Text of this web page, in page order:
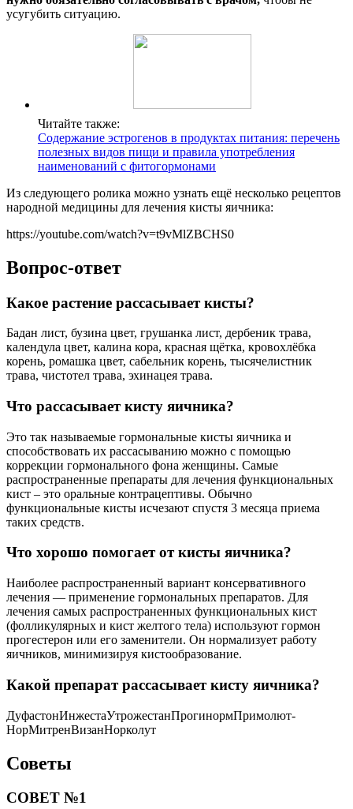
усугубить ситуацию.
Читайте также:
Содержание эстрогенов в продуктах питания: перечень
полезных видов пищи и правила употребления
наименований с фитогормонами
Из следующего ролика можно узнать ещё несколько рецептов
народной медицины для лечения кисты яичника:
https://youtube.com/watch?v=t9vMlZBCHS0
Вопрос-ответ
Какое растение рассасывает кисты?
Бадан лист, бузина цвет, грушанка лист, дербеник трава,
календула цвет, калина кора, красная щётка, кровохлёбка
корень, ромашка цвет, сабельник корень, тысячелистник
трава, чистотел трава, эхинацея трава.
Что рассасывает кисту яичника?
Это так называемые гормональные кисты яичника и
способствовать их рассасыванию можно с помощью
коррекции гормонального фона женщины. Самые
распространенные препараты для лечения функциональных
кист – это оральные контрацептивы. Обычно
функциональные кисты исчезают спустя 3 месяца приема
таких средств.
Что хорошо помогает от кисты яичника?
Наиболее распространенный вариант консервативного
лечения — применение гормональных препаратов. Для
лечения самых распространенных функциональных кист
(фолликулярных и кист желтого тела) используют гормон
прогестерон или его заменители. Он нормализует работу
яичников, минимизируя кистообразование.
Какой препарат рассасывает кисту яичника?
ДуфастонИнжестаУтрожестанПрогинормПримолют-
НорМитренВизанНорколут
Советы
СОВЕТ №1